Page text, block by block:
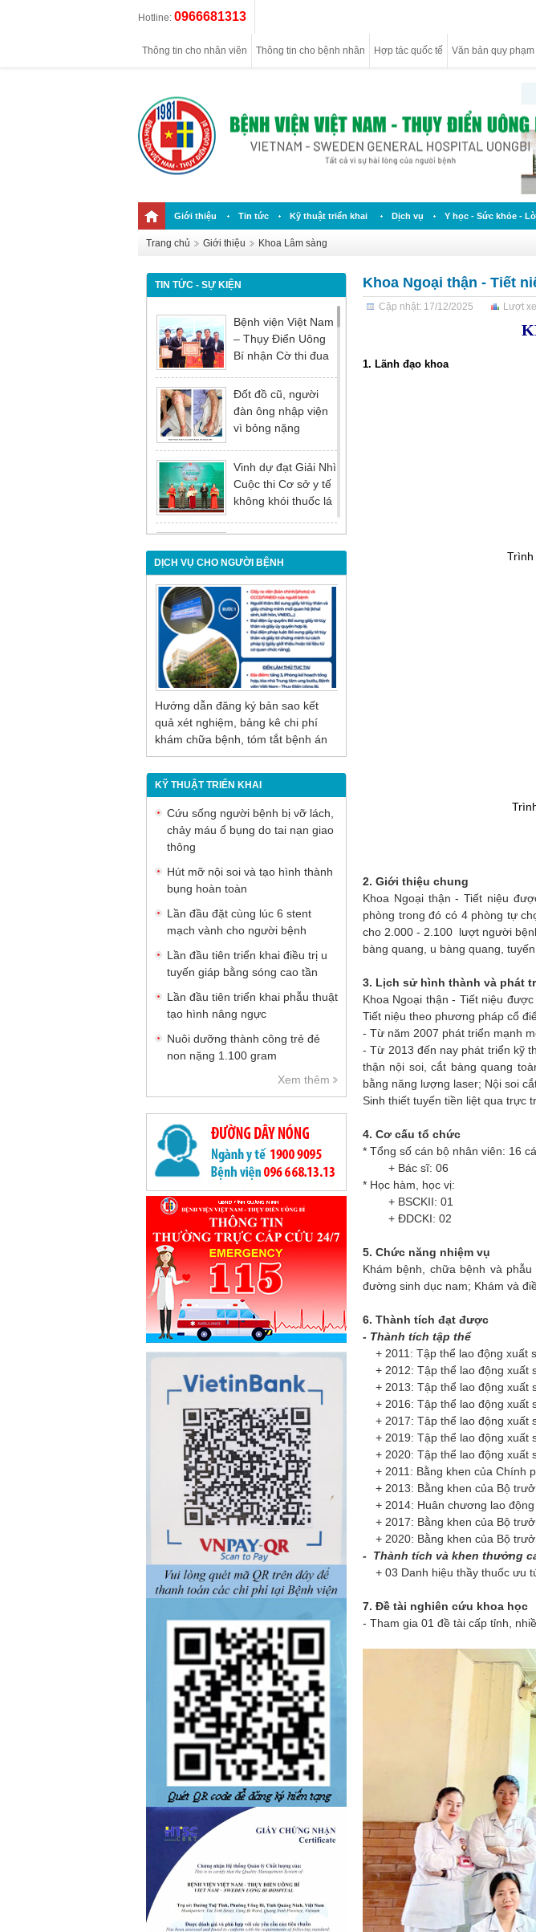
Hotline: 0966681313
Thông tin cho nhân viên Thông tin cho bệnh nhân Hợp tác quốc tế Văn bản quy phạm
Giới thiệu Tin tức Kỹ thuật triển khai Dịch vụ Y học - Sức khỏe -
Trang chủ Giới thiệu Khoa Lâm sàng
TIN TỨC - SỰ KIỆN
Bệnh viện Việt Nam
– Thụy Điển Uông
Bí nhận Cờ thi đua
năm 2025 của
Đảng ủy - Ủy ban
nhân dân Tỉnh
Đốt đồ cũ, người
đàn ông nhập viện
vì bỏng nặng
Vinh dự đạt Giải Nhì
Cuộc thi Cơ sở y tế
không khói thuốc lá
rào cản khiến việc
điều trị bị chậm trễ
Nội soi mật tụy
ngược dòng – Giải
pháp tối ưu cho
người bệnh sỏi ống
mật chủ
DỊCH VỤ CHO NGƯỜI BỆNH
Hướng dẫn đăng ký bản sao kết
quả xét nghiệm, bảng kê chi phí
khám chữa bệnh, tóm tắt bệnh án
KỸ THUẬT TRIỂN KHAI
Cứu sống người bệnh bị vỡ lách,
chảy máu ổ bụng do tai nạn giao
thông
Hút mỡ nội soi và tạo hình thành
bụng hoàn toàn
Lần đầu đặt cùng lúc 6 stent
mạch vành cho người bệnh
Lần đầu tiên triển khai điều trị u
tuyến giáp bằng sóng cao tần
Lần đầu tiên triển khai phẫu thuật
tạo hình nâng ngực
Nuôi dưỡng thành công trẻ đẻ
non nặng 1.100 gram
Xem thêm
Khoa Ngoại thận - Tiết
Cập nhật: 17/12/2025 Lượt
1. Lãnh đạo khoa
Trình
2. Giới thiệu chung
Khoa Ngoại thận - Tiết niệu
phòng trong đó có 4 phòng tự
cho 2.000 - 2.100 lượt người
bàng quang, u bàng quang,
3. Lịch sử hình thành và phát
Khoa Ngoại thận - Tiết niệu
Tiết niệu theo phương pháp cổ
- Từ năm 2007 phát triển mạnh
- Từ 2013 đến nay phát triển kỹ
thận nội soi, cắt bàng quang
bằng năng lượng laser; Nội soi
Sinh thiết tuyến tiền liệt qua trực
4. Cơ cấu tổ chức
* Tổng số cán bộ nhân viên: 16
+ Bác sĩ: 06 +
* Học hàm, học vị:
+ BSCKII: 01
+ ĐDCKI: 02 +
5. Chức năng nhiệm vụ
Khám bệnh, chữa bệnh và
đường sinh dục nam; Khám và
6. Thành tích đạt được
- Thành tích tập thể
+ 2011: Tập thể lao động xuất
+ 2012: Tập thể lao động xuất
+ 2013: Tập thể lao động xuất
+ 2016: Tập thể lao động xuất
+ 2017: Tâp thể lao động xuất
+ 2019: Tập thể lao động xuất
+ 2020: Tập thể lao động xuất
+ 2011: Bằng khen của Chính
+ 2013: Bằng khen của Bộ
+ 2014: Huân chương lao
+ 2017: Bằng khen của Bộ
+ 2020: Bằng khen của Bộ
- Thành tích và khen thưởng
+ 03 Danh hiệu thầy thuốc ưu
7. Đề tài nghiên cứu khoa học
- Tham gia 01 đề tài cấp tỉnh,